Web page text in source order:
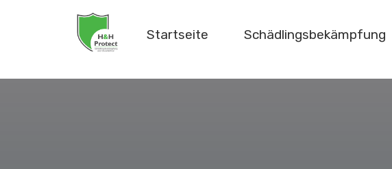
Startseite Schädlingsbekämpfung